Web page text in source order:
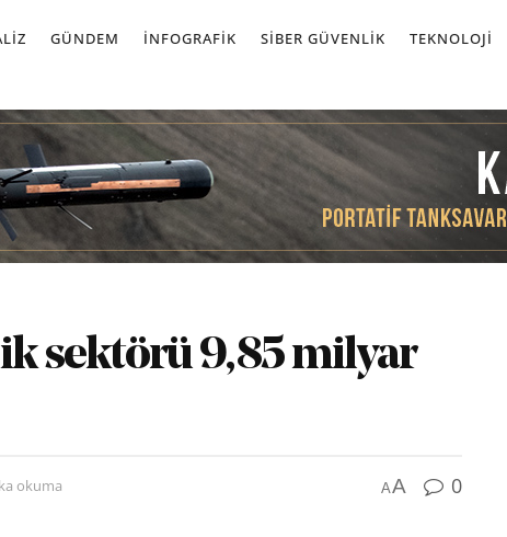
GÜNDEM İNFOGRAFIK SIBER GÜVENLIK TEKNOLOJI
sektörü 9,85 milyar
okuma AA 0